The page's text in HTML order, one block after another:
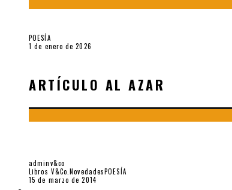
POESÍA
1 de enero de 2026
ARTÍCULO AL AZAR
adminv&co
Libros V&Co.NovedadesPOESÍA
15 de marzo de 2014